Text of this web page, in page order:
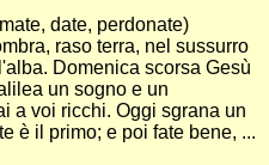
date, perdonate)
raso terra, nel sussurro
Domenica scorsa Gesù
un sogno e un
a voi ricchi. Oggi sgrana un
è il primo; e poi fate bene, ...